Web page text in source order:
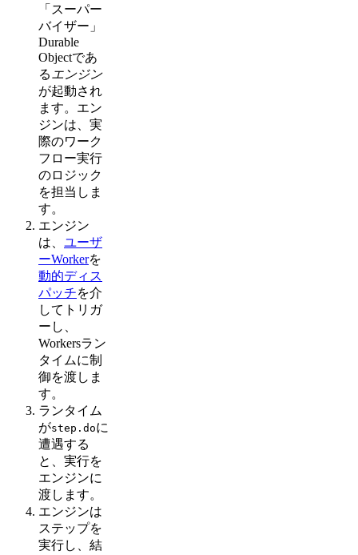
「スーパー
バイザー」
Durable
Objectであ
るエンジン
が起動され
ます。エン
ジンは、実
際のワーク
フロー実行
のロジック
を担当しま
す。
エンジン
は、 ユーザ
ーWorkerを
動的ディス
パッチを介
してトリガ
ーし、
Workersラン
タイムに制
御を渡しま
す。
ランタイム
がstep.doに
遭遇する
と、実行を
エンジンに
渡します。
エンジンは
ステップを
実行し、結